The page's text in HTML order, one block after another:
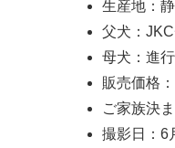
生産地：
父犬：
母犬：進
販売価格
ご家族決
撮影日：6